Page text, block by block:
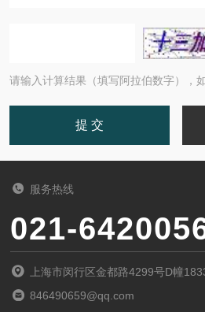
请输入计算结果（填写阿拉伯数字），
服务热线
021-
上海市闵行区金都路4299号D幢
846490659@qq.com